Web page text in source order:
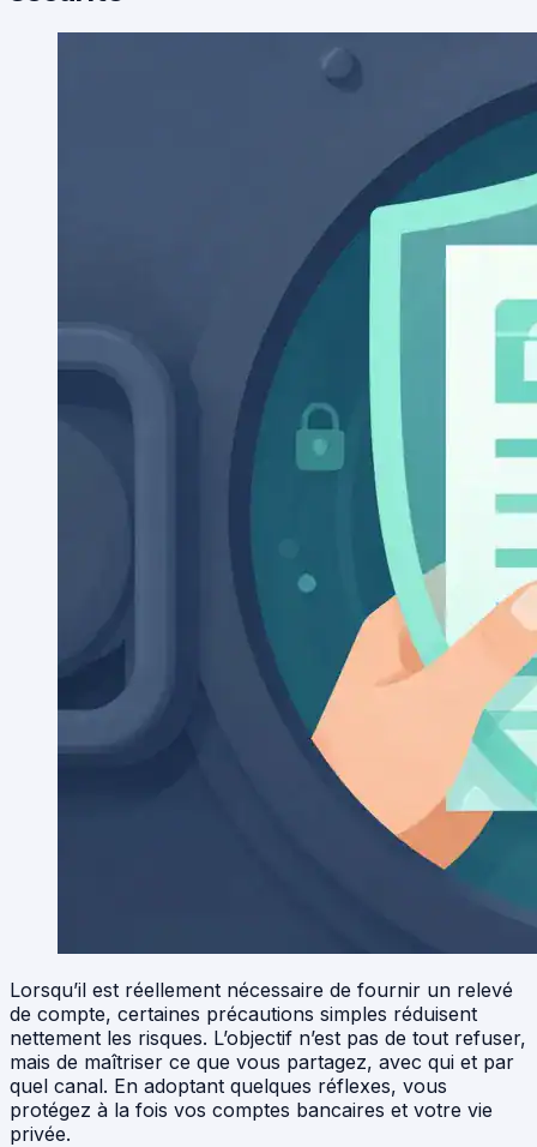
Lorsqu’il est réellement nécessaire de fournir un relevé
de compte, certaines précautions simples réduisent
nettement les risques. L’objectif n’est pas de tout refuser,
mais de maîtriser ce que vous partagez, avec qui et par
quel canal. En adoptant quelques réflexes, vous
protégez à la fois vos comptes bancaires et votre vie
privée.